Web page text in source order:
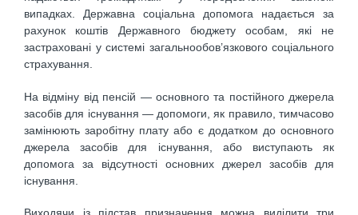
випадках. Державна соціальна допомога надається за
рахунок коштів Державного бюджету особам, які не
застраховані у системі загальнообов’язкового соціального
страхування.
На відміну від пенсій — основного та постійного джерела
засобів для існування — допомоги, як правило, тимчасово
замінюють заробітну плату або є додатком до основного
джерела засобів для існування, або виступають як
допомога за відсутності основних джерел засобів для
існування.